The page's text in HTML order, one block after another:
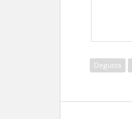
Degusta